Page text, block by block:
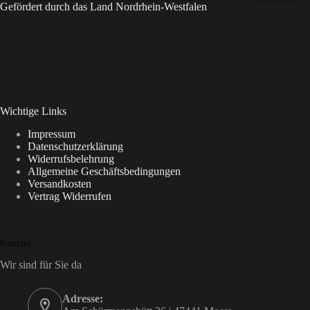
Gefördert durch das Land Nordrhein-Westfalen
Wichtige Links
Impressum
Datenschutzerklärung
Widerrufsbelehrung
Allgemeine Geschäftsbedingungen
Versandkosten
Vertrag Widerrufen
Kontakt
Wir sind für Sie da
Adresse: